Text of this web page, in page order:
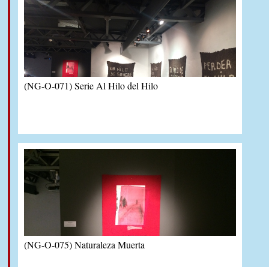
(NG-O-071) Serie Al Hilo del Hilo
(NG-O-075) Naturaleza Muerta